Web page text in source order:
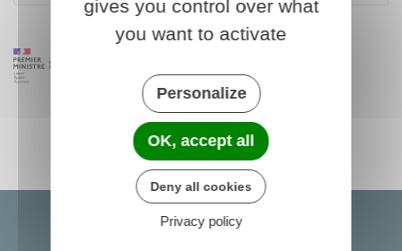
gives you control over what
you want to activate
Personalize
OK, accept all
Deny all cookies
Privacy policy